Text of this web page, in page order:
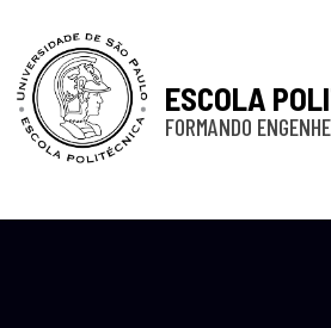
ESCOLA
FORMANDO